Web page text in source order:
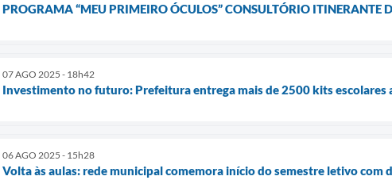
PROGRAMA “MEU PRIMEIRO ÓCULOS” CONSULTÓRIO ITINERANTE
07 AGO 2025 - 18h42
Investimento no futuro: Prefeitura entrega mais de 2500 kits escolares
06 AGO 2025 - 15h28
Volta às aulas: rede municipal comemora início do semestre letivo com